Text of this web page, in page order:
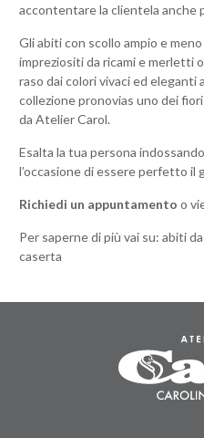
accontentare la clientela anche
Gli abiti con scollo ampio e
impreziositi da ricami e merletti
raso dai colori vivaci ed eleganti
collezione pronovias uno dei
da Atelier Carol.
Esalta la tua persona
l’occasione di essere perfetto il
Richiedi un appuntamento o
Per saperne di più vai su: abiti
caserta